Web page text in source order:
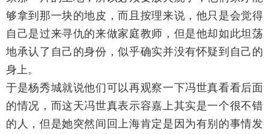
够拿到那一块的地皮，而且按理来说，他只是会觉得
自己是过来寻仇的来做家庭教师，但是他却如此坦荡
地承认了自己的身份，似乎确实并没有怀疑到自己的
身上。
于是杨秀城就说他们可以再观察一下冯世真看看后面
的情况，而这天冯世真表示容嘉上其实是一个很不错
的人，但是她突然间回上海肯定是因为有别的事情发